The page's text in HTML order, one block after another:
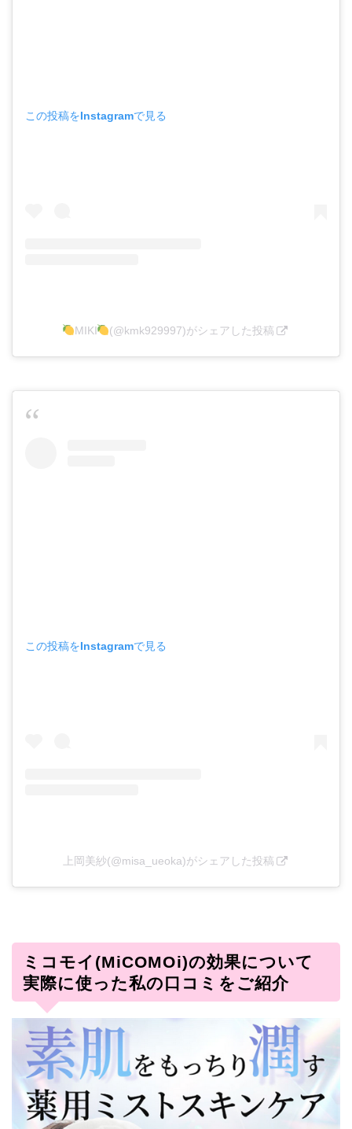
この投稿をInstagramで見る
MIKI (@kmk929997)がシェアした投稿
この投稿をInstagramで見る
上岡美紗(@misa_ueoka)がシェアした投稿
ミコモイ(MiCOMOi)の効果について
実際に使った私の口コミをご紹介